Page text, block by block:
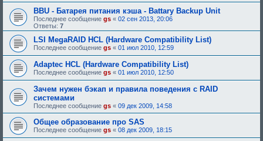
BBU - Батарея питания кэша - Battary Backup Unit
Последнее сообщение gs « 02 сен 2013, 20:06
Ответы: 7
LSI MegaRAID HCL (Hardware Compatibility List)
Последнее сообщение gs « 01 июл 2010, 12:59
Adaptec HCL (Hardware Compatibility List)
Последнее сообщение gs « 01 июл 2010, 12:50
Зачем нужен бэкап и правила поведения с RAID
системами
Последнее сообщение gs « 09 дек 2009, 14:58
Общее образование про SAS
Последнее сообщение gs « 08 дек 2009, 18:15